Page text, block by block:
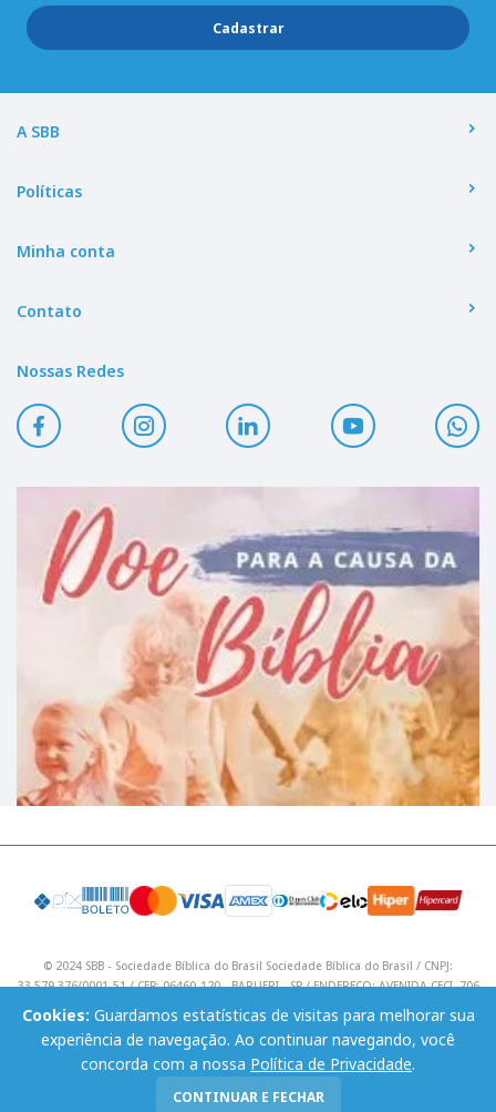
Cadastrar
A SBB
Políticas
Minha conta
Contato
Nossas Redes
Cookies: Guardamos estatísticas de visitas para melhorar sua
experiência de navegação. Ao continuar navegando, você
concorda com a nossa Política de Privacidade.
CONTINUAR E FECHAR
© 2024 SBB - Sociedade Bíblica do Brasil Sociedade Bíblica do Brasil / CNPJ:
33.579.376/0001-51 / CEP: 06460-120 - BARUERI - SP / ENDEREÇO: AVENIDA CECI, 706
/ Telefone: (11) 4195 9590 / Email: lojavirtual@sbb.org.br .